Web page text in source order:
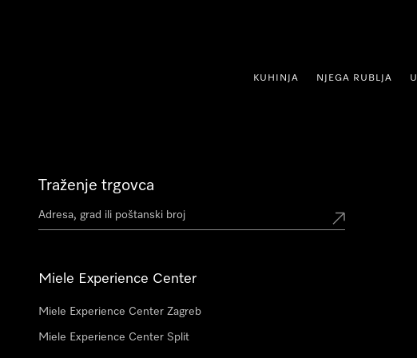
KUHINJA NJEGA RUBLJA
Traženje trgovca
Miele Experience Center
Miele Experience Center Zagreb
Miele Experience Center Split